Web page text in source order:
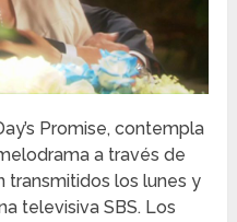
Promise, contempla
a través de
transmitidos los lunes y
televisiva SBS. Los